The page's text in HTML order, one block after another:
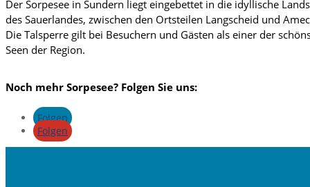
Der Sorpesee in Sundern liegt eingebettet in die idyllische
des Sauerlandes, zwischen den Ortsteilen Langscheid und
Die Talsperre gilt bei Besuchern und Gästen als einer der
Seen der Region.
Noch mehr Sorpesee? Folgen Sie uns:
Folgen
Folgen